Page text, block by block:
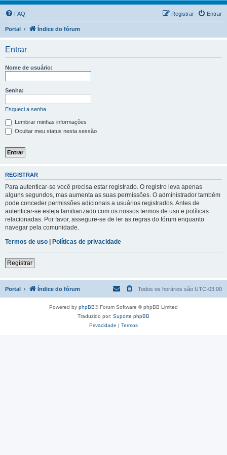
FAQ Entrar
Registrar
Portal Índice do fórum
Entrar
Nome de usuário:
Senha:
Esqueci a senha
Lembrar minhas informações
Ocultar meu status nesta sessão
REGISTRAR
Para autenticar-se você precisa estar registrado. O registro leva apenas
alguns segundos, mas aumenta as suas permissões. O administrador também
pode conceder permissões adicionais a usuários registrados. Antes de
autenticar-se esteja familiarizado com os nossos termos de uso e políticas
relacionadas. Por favor, assegure-se de ler as regras do fórum enquanto
navegar pela comunidade.
Termos de uso | Políticas de privacidade
Registrar
Portal Índice do fórum Todos os horários são UTC-03:00
Powered by phpBB® Forum Software © phpBB Limited
Traduzido por: Suporte phpBB
Privacidade | Termos